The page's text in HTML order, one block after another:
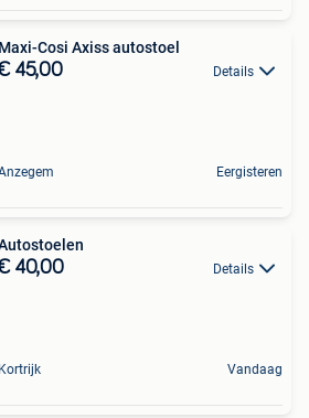
Maxi-Cosi Axiss autostoel
45,00 Details
Eergisteren
40,00 Details
Kortrijk Vandaag